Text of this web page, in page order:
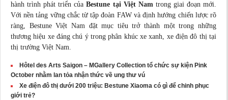
hành trình phát triển củaBestune tại Việt Namtrong giai đoạn mới.
Với nền tảng vững chắc từ tập đoàn FAW và định hướng chiến lược rõ
ràng, Bestune Việt Nam đặt mục tiêu trở thành một trong những
thương hiệu xe đáng chú ý trong phân khúc xe xanh, xe điện đô thị tại
thị trường Việt Nam.
Hôtel des Arts Saigon – MGallery Collection tổ chức sự kiện Pink
October nhằm lan tỏa nhận thức về ung thư vú
Xe điện đô thị dưới 200 triệu: Bestune Xiaoma có gì để chinh phục
giới trẻ?